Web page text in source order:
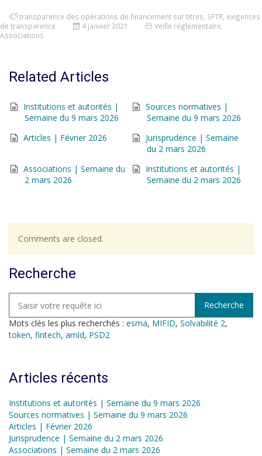
transparence des opérations de financement sur titres SFTR exigences
de transparence
4 janvier 2021 Veille réglementaire
Associations
Related Articles
Institutions et autorités |
Semaine du 9 mars 2026
Sources normatives |
Semaine du 9 mars 2026
Articles | Février 2026
Jurisprudence | Semaine
du 2 mars 2026
Associations | Semaine du
2 mars 2026
Institutions et autorités |
Semaine du 2 mars 2026
Comments are closed.
Recherche
Mots clés les plus recherchés : esma, MIFID, Solvabilité 2,
token, fintech, amld, PSD2
Articles récents
Institutions et autorités | Semaine du 9 mars 2026
Sources normatives | Semaine du 9 mars 2026
Articles | Février 2026
Jurisprudence | Semaine du 2 mars 2026
Associations | Semaine du 2 mars 2026